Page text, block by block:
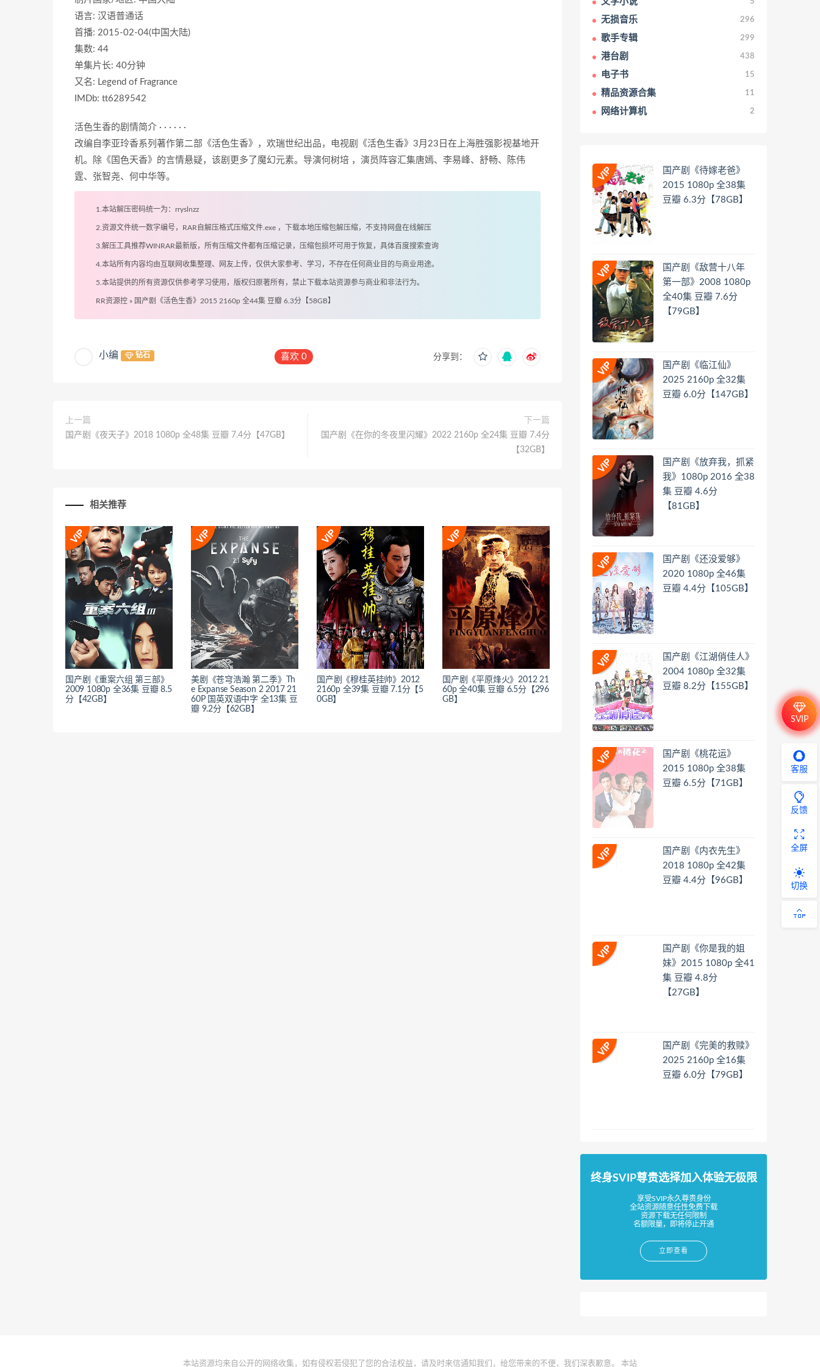
语言: 汉语普通话
首播: 2015-02-04(中国大陆)
集数: 44
单集片长: 40分钟
又名: Legend of Fragrance
IMDb: tt6289542
活色生香的剧情简介 · · · · · ·
改编自李亚玲香系列著作第二部《活色生香》，欢瑞世纪出品，电视剧《活色生香》3月23日在上海胜强影视基地开
机。除《国色天香》的言情悬疑，该剧更多了魔幻元素。导演何树培 ，演员阵容汇集唐嫣、李易峰、舒畅、陈伟
霆、张智尧、何中华等。
1.本站解压密码统一为：rryslnzz
2.资源文件统一数字编号，RAR自解压格式压缩文件.exe ，下载本地压缩包解压缩，不支持网盘在线解压
3.解压工具推荐WINRAR最新版，所有压缩文件都有压缩记录，压缩包损坏可用于恢复，具体百度搜索查询
4.本站所有内容均由互联网收集整理、网友上传，仅供大家参考、学习，不存在任何商业目的与商业用途。
5.本站提供的所有资源仅供参考学习使用，版权归原著所有，禁止下载本站资源参与商业和非法行为。
RR资源控 » 国产剧《活色生香》2015 2160p 全44集 豆瓣 6.3分【58GB】
小编 钻石 喜欢0 分享到：
上一篇
国产剧《夜天子》2018 1080p 全48集 豆瓣 7.4分【47GB】
下一篇
国产剧《在你的冬夜里闪耀》2022 2160p 全24集 豆瓣 7.4分
【32GB】
相关推荐
国产剧《重案六组 第三部》
2009 1080p 全36集 豆瓣 8.5
分【42GB】
美剧《苍穹浩瀚 第二季》Th
e Expanse Season 2 2017 21
60P 国英双语中字 全13集 豆
瓣 9.2分【62GB】
国产剧《穆桂英挂帅》2012
2160p 全39集 豆瓣 7.1分【5
0GB】
国产剧《平原烽火》2012 21
60p 全40集 豆瓣 6.5分【296
GB】
无损音乐 296
歌手专辑 299
港台剧 438
电子书 15
精品资源合集 11
网络计算机 2
国产剧《待嫁老爸》
2015 1080p 全38集
豆瓣 6.3分【78GB】
国产剧《敌营十八年
第一部》2008 1080p
全40集 豆瓣 7.6分
【79GB】
国产剧《临江仙》
2025 2160p 全32集
豆瓣 6.0分【147GB】
国产剧《放弃我，抓紧
我》1080p 2016 全38
集 豆瓣 4.6分
【81GB】
国产剧《还没爱够》
2020 1080p 全46集
豆瓣 4.4分【105GB】
国产剧《江湖俏佳人》
2004 1080p 全32集
豆瓣 8.2分【155GB】
国产剧《桃花运》
2015 1080p 全38集
豆瓣 6.5分【71GB】
国产剧《内衣先生》
2018 1080p 全42集
豆瓣 4.4分【96GB】
国产剧《你是我的姐
妹》2015 1080p 全41
集 豆瓣 4.8分
【27GB】
国产剧《完美的救赎》
2025 2160p 全16集
豆瓣 6.0分【79GB】
终身SVIP尊贵选择加入体验无极限
享受SVIP永久尊贵身份
全站资源随意任性免费下载
资源下载无任何限制
名额限量，即将停止开通
立即查看
本站资源均来自公开的网络收集，如有侵权若侵犯了您的合法权益，请及时来信通知我们，给您带来的不便，我们深表歉意。 本站
SVIP
客服
反馈
全屏
切换